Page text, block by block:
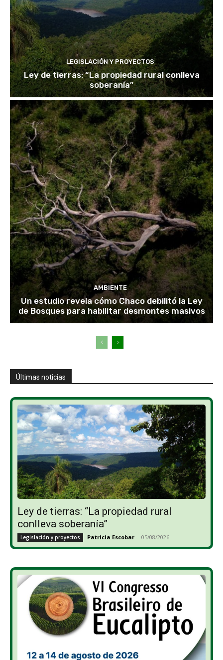
LEGISLACIÓN Y PROYECTOS
Ley de tierras: “La propiedad rural conlleva
soberanía”
AMBIENTE
Un estudio revela cómo Chaco debilitó la Ley
de Bosques para habilitar desmontes masivos
Últimas noticias
Ley de tierras: “La propiedad rural
conlleva soberanía”
Legislación y proyectos Patricia Escobar - 05/08/2026